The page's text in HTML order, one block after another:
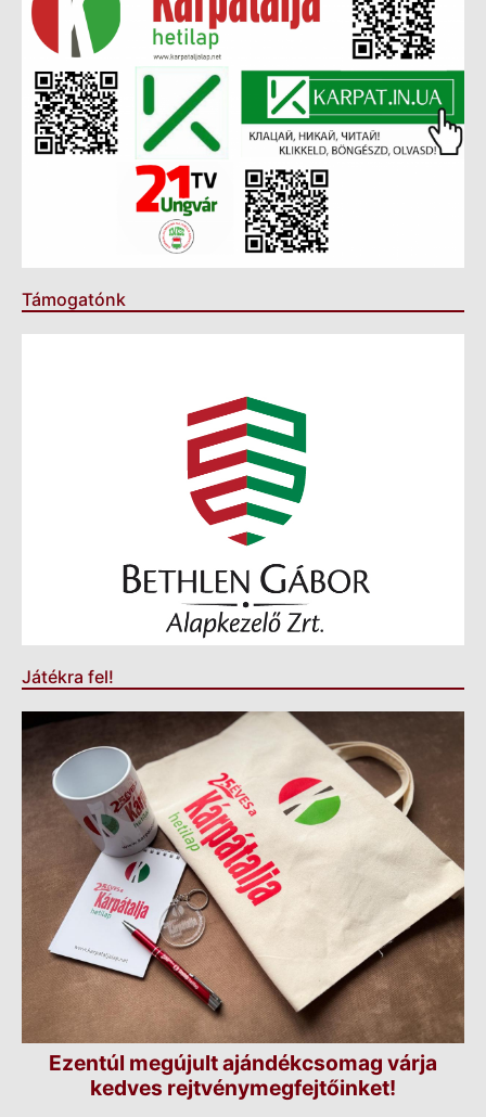
Támogatónk
Játékra fel!
Ezentúl megújult ajándékcsomag várja
kedves rejtvénymegfejtőinket!